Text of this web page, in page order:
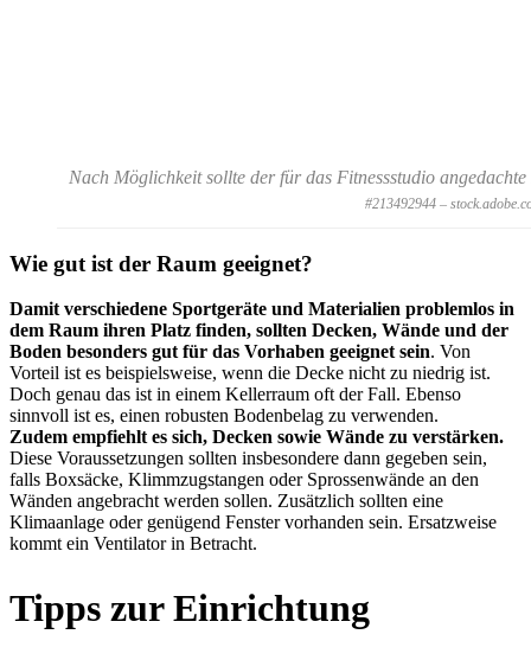
Nach Möglichkeit sollte der für das Fitnessstudio
#213492944 –
Wie gut ist der Raum geeignet?
Damit verschiedene Sportgeräte und Materialien problemlos in
dem Raum ihren Platz finden, sollten Decken, Wände und der
Boden besonders gut für das Vorhaben geeignet sein. Von
Vorteil ist es beispielsweise, wenn die Decke nicht zu niedrig ist.
Doch genau das ist in einem Kellerraum oft der Fall. Ebenso
sinnvoll ist es, einen robusten Bodenbelag zu verwenden.
Zudem empfiehlt es sich, Decken sowie Wände zu verstärken.
Diese Voraussetzungen sollten insbesondere dann gegeben sein,
falls Boxsäcke, Klimmzugstangen oder Sprossenwände an den
Wänden angebracht werden sollen. Zusätzlich sollten eine
Klimaanlage oder genügend Fenster vorhanden sein. Ersatzweise
kommt ein Ventilator in Betracht.
Tipps zur Einrichtung